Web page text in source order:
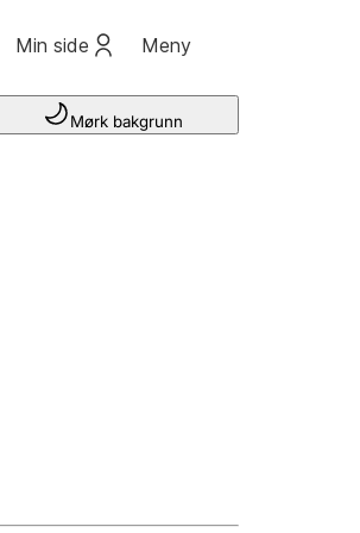
Min side Meny
Mørk bakgrunn